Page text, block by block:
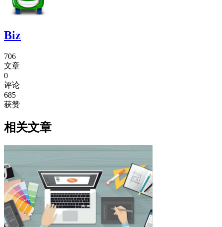
Biz
706
文章
0
评论
685
获赞
相关文章